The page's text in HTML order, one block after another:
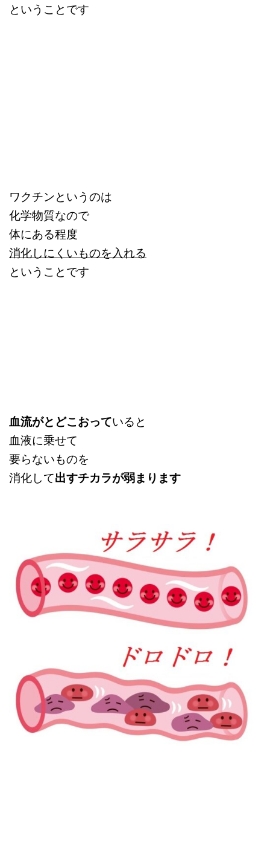
ということです
ワクチンというのは
化学物質なので
体にある程度
消化しにくいものを入れる
ということです
血流がとどこおっていると
血液に乗せて
要らないものを
消化して出すチカラが弱まります